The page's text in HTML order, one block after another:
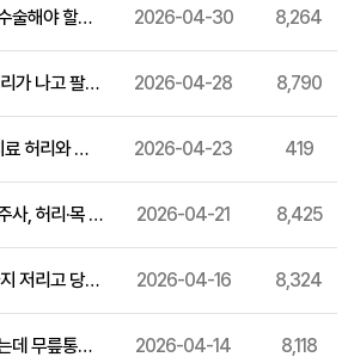
무릎통증치료, 꼭 수술해야 할까요? 퇴행성 관절염 증상과 비수술 관리법 2026-04-30 8,264
목을 돌릴 때 뚝 소리가 나고 팔까지 저린다면? 통증의학과 목디스크 자가진단부터 확인하세요 2026-04-28 8,790
통증의학과 허리치료 허리와 엉덩이·종아리까지 뻗치는 통증이 있다면 바로 확인해보세요 2026-04-23 419
통증의학과 DNA 주사, 허리·목 통증이 계속 재발한다면 알아두세요 2026-04-21 8,425
목 방사통, 왜 팔까지 저리고 당길까요? 경추 통증 원인과 관리법 2026-04-16 8,324
딱히 운동도 안 했는데 무릎통증이 계속된다면? 퇴행성 관절염 원인과 관리법 2026-04-14 8,118